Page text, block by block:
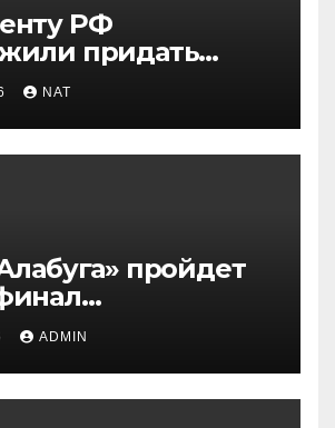
РФ
придать
Навруз
статус
NAT
пройдет
«Формула
для
ADMIN